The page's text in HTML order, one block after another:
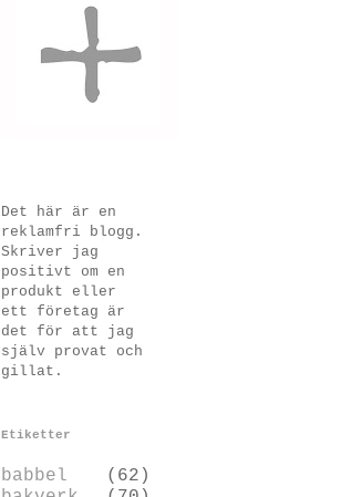
Det här är en
reklamfri blogg.
Skriver jag
positivt om en
produkt eller
ett företag är
det för att jag
själv provat och
gillat.
Etiketter
babbel
(62)